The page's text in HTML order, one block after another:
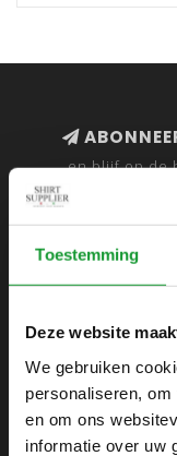
Toestemming
Deze website
We gebruiken
personaliseren,
en om ons
informatie over uw
en blijf op de